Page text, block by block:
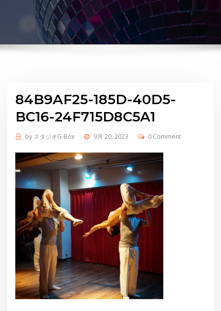
84B9AF25-185D-40D5-
BC16-24F715D8C5A1
by スタジオG-Box 9月 20, 2023 0 Comment